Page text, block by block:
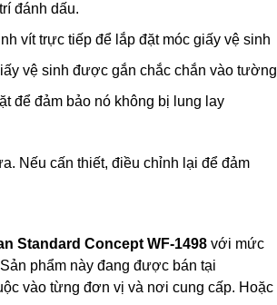
đánh dấu.
vít trực tiếp để lắp đặt móc giấy vệ sinh
vệ sinh được gắn chắc chắn vào tường
để đảm bảo nó không bị lung lay
Nếu cấn thiết, điều chỉnh lại để đảm
Standard Concept WF-1498 với mức
phẩm này đang được bán tại
vào từng đơn vị và nơi cung cấp. Hoặc